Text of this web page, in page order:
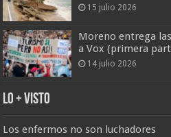
15 julio 2026
Moreno entrega
a Vox (primera
14 julio 2026
Lo + Visto
Los enfermos no son luchadores